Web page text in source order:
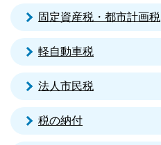
固定資産税・都市計画税
軽自動車税
法人市民税
税の納付